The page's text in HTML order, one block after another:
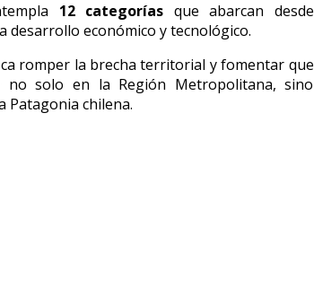
12 categorías que abarcan desde
desarrollo económico y tecnológico.
romper la brecha territorial y fomentar que
no solo en la Región Metropolitana, sino
Patagonia chilena.